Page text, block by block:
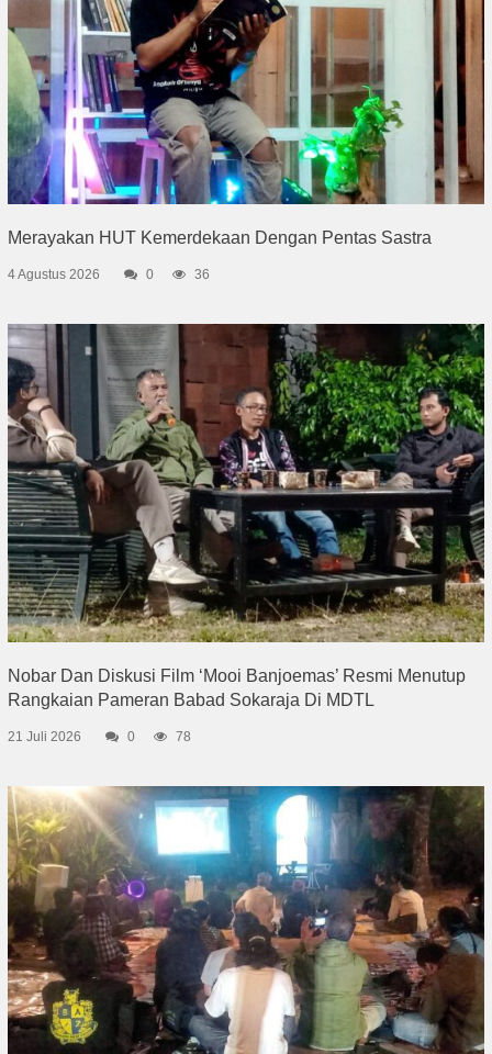
Merayakan HUT Kemerdekaan Dengan Pentas Sastra
4 Agustus 2026 0 36
Nobar Dan Diskusi Film ‘Mooi Banjoemas’ Resmi Menutup
Rangkaian Pameran Babad Sokaraja Di MDTL
21 Juli 2026 0 78